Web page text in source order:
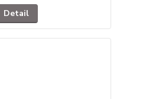
Detail